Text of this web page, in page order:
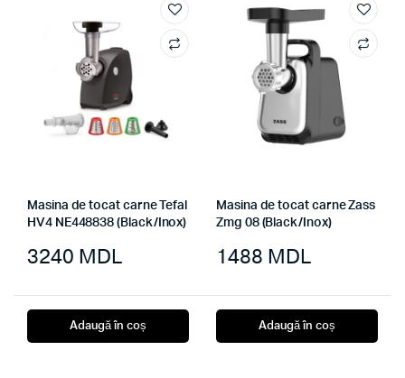
Masina de tocat carne Tefal
HV4 NE448838 (Black/Inox)
3240 MDL
Adaugă în coș
Masina de tocat carne Zass
Zmg 08 (Black/Inox)
1488 MDL
Adaugă în coș